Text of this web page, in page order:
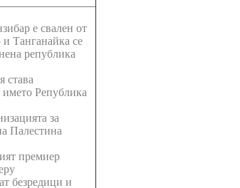
е свален от
и Танганайка се
република
става
Република
за
Палестина
премиер
безредици и